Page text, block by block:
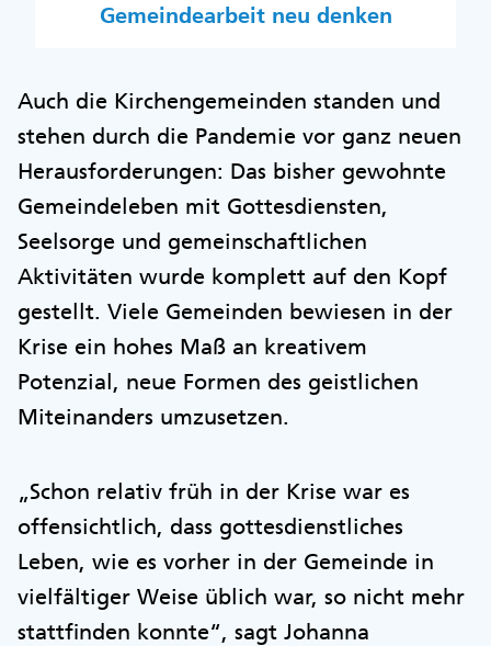
Gemeindearbeit neu denken
Auch die Kirchengemeinden standen und
stehen durch die Pandemie vor ganz neuen
Herausforderungen: Das bisher gewohnte
Gemeindeleben mit Gottesdiensten,
Seelsorge und gemeinschaftlichen
Aktivitäten wurde komplett auf den Kopf
gestellt. Viele Gemeinden bewiesen in der
Krise ein hohes Maß an kreativem
Potenzial, neue Formen des geistlichen
Miteinanders umzusetzen.
„Schon relativ früh in der Krise war es
offensichtlich, dass gottesdienstliches
Leben, wie es vorher in der Gemeinde in
vielfältiger Weise üblich war, so nicht mehr
stattfinden konnte“, sagt Johanna